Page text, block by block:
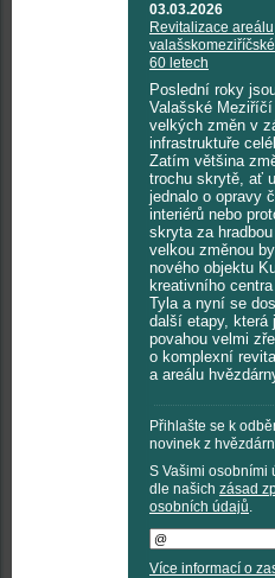
03.03.2026
Revitalizace areálu
60 letech
Poslední roky
Valašské
velkých změn v
infrastruktuře
Zatím většina
trochu skrytě, ať
jednalo o opravy
interiérů nebo
skryta za
velkou změnou
nového objektu
kreativního
Tyla a nyní se
další etapy, která
povahou velmi
o komplexní
a areálu
Přihlašte se k
novinek z
S Vašimi osobními
dle našich zásad
osobních údajů.
Více informací o